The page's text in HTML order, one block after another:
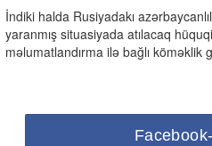
İndiki halda Rusiyadakı
yaranmış situasiyada atılacaq
məlumatlandırma ilə bağlı